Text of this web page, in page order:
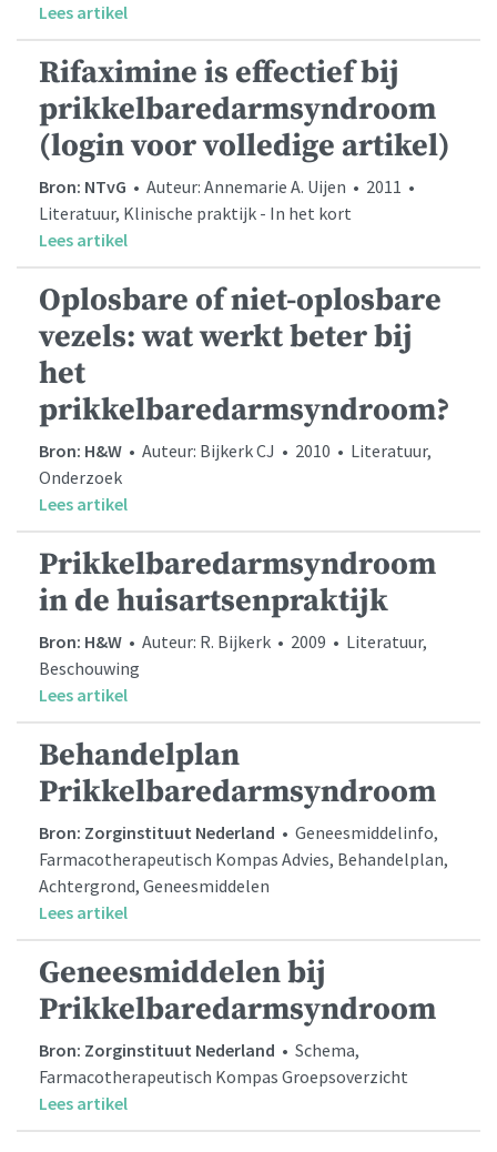
Lees artikel
Rifaximine is effectief bij
prikkelbaredarmsyndroom
(login voor volledige artikel)
Bron: NTvG • Auteur: Annemarie A. Uijen • 2011 •
Literatuur, Klinische praktijk - In het kort
Lees artikel
Oplosbare of niet-oplosbare
vezels: wat werkt beter bij
het
prikkelbaredarmsyndroom?
Bron: H&W • Auteur: Bijkerk CJ • 2010 • Literatuur,
Onderzoek
Lees artikel
Prikkelbaredarmsyndroom
in de huisartsenpraktijk
Bron: H&W • Auteur: R. Bijkerk • 2009 • Literatuur,
Beschouwing
Lees artikel
Behandelplan
Prikkelbaredarmsyndroom
Bron: Zorginstituut Nederland • Geneesmiddelinfo,
Farmacotherapeutisch Kompas Advies, Behandelplan,
Achtergrond, Geneesmiddelen
Lees artikel
Geneesmiddelen bij
Prikkelbaredarmsyndroom
Bron: Zorginstituut Nederland • Schema,
Farmacotherapeutisch Kompas Groepsoverzicht
Lees artikel